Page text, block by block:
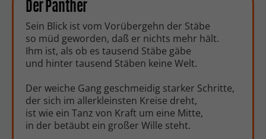
Der Panther
Sein Blick ist vom Vorübergehn der Stäbe
so müd geworden, daß er nichts mehr hält.
Ihm ist, als ob es tausend Stäbe gäbe
und hinter tausend Stäben keine Welt.
Der weiche Gang geschmeidig starker Schritte,
der sich im allerkleinsten Kreise dreht,
ist wie ein Tanz von Kraft um eine Mitte,
in der betäubt ein großer Wille steht.